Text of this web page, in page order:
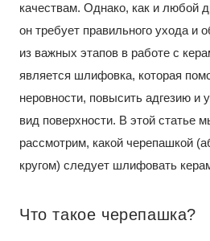
качествам. Однако, как и любой
он требует правильного ухода и
из важных этапов в работе с
является шлифовка, которая
неровности, повысить адгезию и
вид поверхности. В этой статье
рассмотрим, какой черепашкой
кругом) следует шлифовать
Что такое черепашка?